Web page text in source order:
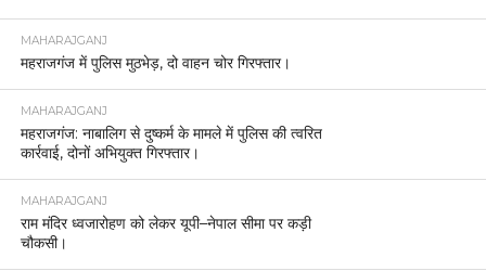
MAHARAJGANJ
महराजगंज में पुलिस मुठभेड़, दो वाहन चोर गिरफ्तार।
MAHARAJGANJ
महराजगंज: नाबालिग से दुष्कर्म के मामले में पुलिस की त्वरित
कार्रवाई, दोनों अभियुक्त गिरफ्तार।
MAHARAJGANJ
राम मंदिर ध्वजारोहण को लेकर यूपी–नेपाल सीमा पर कड़ी
चौकसी।